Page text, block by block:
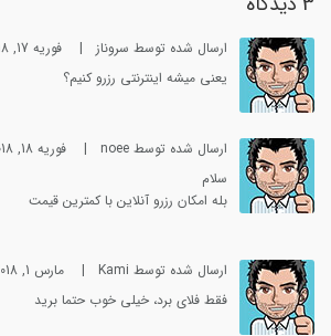
ارسال شده توسط سروناز | فوریه 17, 2018
یعنی میشه اینترنتی رزرو کنیم؟
ارسال شده توسط noee | فوریه 18, 2018
سلام
بله امکان رزرو آنلاین با کمترین قیمت
ارسال شده توسط Kami | مارس 1, 2018
فقط فلای برد، خیلی خوب حتما برید